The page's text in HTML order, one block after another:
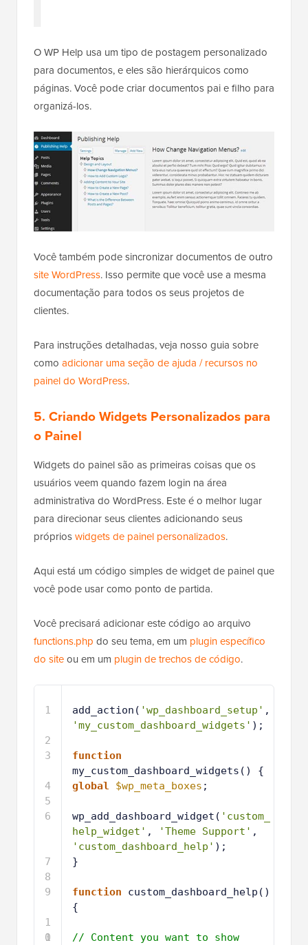
O WP Help usa um tipo de postagem personalizado
para documentos, e eles são hierárquicos como
páginas. Você pode criar documentos pai e filho para
organizá-los.
Você também pode sincronizar documentos de outro
site WordPress. Isso permite que você use a mesma
documentação para todos os seus projetos de
clientes.
Para instruções detalhadas, veja nosso guia sobre
como adicionar uma seção de ajuda / recursos no
painel do WordPress.
5. Criando Widgets Personalizados para
o Painel
Widgets do painel são as primeiras coisas que os
usuários veem quando fazem login na área
administrativa do WordPress. Este é o melhor lugar
para direcionar seus clientes adicionando seus
próprioswidgets de painel personalizados.
Aqui está um código simples de widget de painel que
você pode usar como ponto de partida.
Você precisará adicionar este código ao arquivo
functions.php do seu tema, em um plugin específico
do siteou em um plugin de trechos de código.
1
2
3
4
5
6
7
8
9
1
0
1
add_action( 'wp_dashboard_setup'
'my_custom_dashboard_widgets' );
function
my_custom_dashboard_widgets() {
global
$wp_meta_boxes ;
wp_add_dashboard_widget( 'custom_
help_widget' , 'Theme Support'
'custom_dashboard_help' );
}
function
custom_dashboard_help()
{
// Content you want to show